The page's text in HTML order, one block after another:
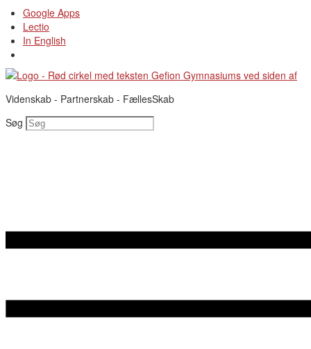
Videre
til
indhold
Google Apps
Lectio
In English
Videnskab - Partnerskab - FællesSkab
Søg